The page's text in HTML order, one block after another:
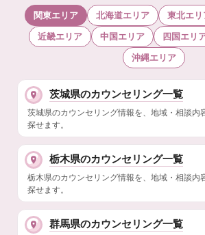
関東エリア 北海道エリア 東北エリ
近畿エリア
中国エリア 四国エリ
沖縄エリア
茨城県のカウンセリング一覧
茨城県のカウンセリング情報を、地域・相談内
探せます。
栃木県のカウンセリング一覧
栃木県のカウンセリング情報を、地域・相談内
探せます。
群馬県のカウンセリング一覧